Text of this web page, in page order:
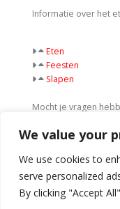
We value your
We use cookies to
serve personalized
By clicking "Accept
Informatie over het
Eten
Feesten
Slapen
Mocht je vragen